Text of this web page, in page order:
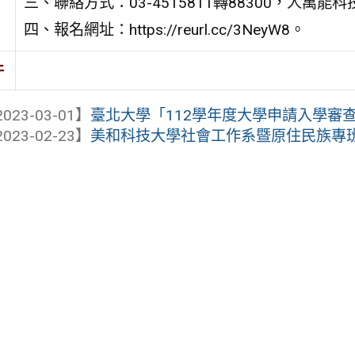
四、報名網址：https://reurl.cc/3NeyW8。
03-01】 臺北大學「112學年度大學申請入學審
02-23】 美和科技大學社會工作系暨原住民族專